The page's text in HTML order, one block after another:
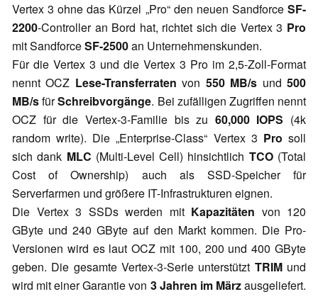
Vertex 3 ohne das Kürzel „Pro“ den neuen Sandforce SF-
2200-Controller an Bord hat, richtet sich die Vertex 3 Pro
mit SandforceSF-2500an Unternehmenskunden.
Für die Vertex 3 und die Vertex 3 Pro im 2,5-Zoll-Format
nennt OCZ Lese-Transferraten von 550 MB/s und500
MB/sfürSchreibvorgänge. Bei zufälligen Zugriffen nennt
OCZ für die Vertex-3-Familie bis zu 60,000 IOPS (4k
random write). Die „Enterprise-Class“ Vertex 3 Pro soll
sich dank MLC (Multi-Level Cell) hinsichtlich TCO(Total
Cost of Ownership) auch als SSD-Speicher für
Serverfarmen und größere IT-Infrastrukturen eignen.
Die Vertex 3 SSDs werden mit Kapazitäten von 120
GByte und 240 GByte auf den Markt kommen. Die Pro-
Versionen wird es laut OCZ mit 100, 200 und 400 GByte
geben. Die gesamte Vertex-3-Serie unterstützt TRIMund
wird mit einer Garantie von 3 Jahren im Märzausgeliefert.